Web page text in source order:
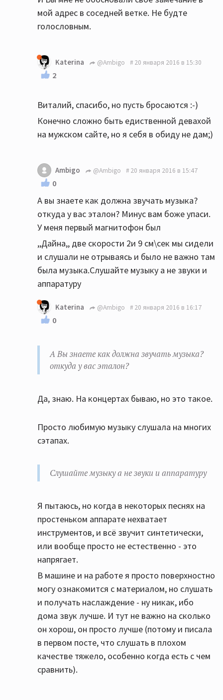
мой адрес в соседней ветке. Не будте
голословным.
Katerina @Ambigo 20 января 2016 в 15:30
2
Виталий, спасибо, но пусть бросаются :-)
Конечно сложно быть едиственной девахой
на мужском сайте, но я себя в обиду не дам;)
Ambigo @Ambigo 20 января 2016 в 15:47
0
А вы знаете как должна звучать музыка?
откуда у вас эталон? Минус вам боже упаси.
У меня первый магнитофон был
,,Дайна,, две скорости 2и 9 см\сек мы сидели
и слушали не отрываясь и было не важно там
была музыка.Слушайте музыку а не звуки и
аппаратуру
Katerina @Ambigo 20 января 2016 в 16:17
0
А Вы знаете как должна звучать музыка?
откуда у вас эталон?
Да, знаю. На концертах бываю, но это такое.
Просто любимую музыку слушала на многих
сэтапах.
Слушайте музыку а не звуки и аппаратуру
Я пытаюсь, но когда в некоторых песнях на
простеньком аппарате нехватает
инструментов, и всё звучит синтетически,
или вообще просто не естественно - это
напрягает.
В машине и на работе я просто поверхностно
могу ознакомится с материалом, но слушать
и получать наслаждение - ну никак, ибо
дома звук лучше. И тут не важно на сколько
он хорош, он просто лучше (потому и писала
в первом посте, что слушать в плохом
качестве тяжело, особенно когда есть с чем
сравнить).